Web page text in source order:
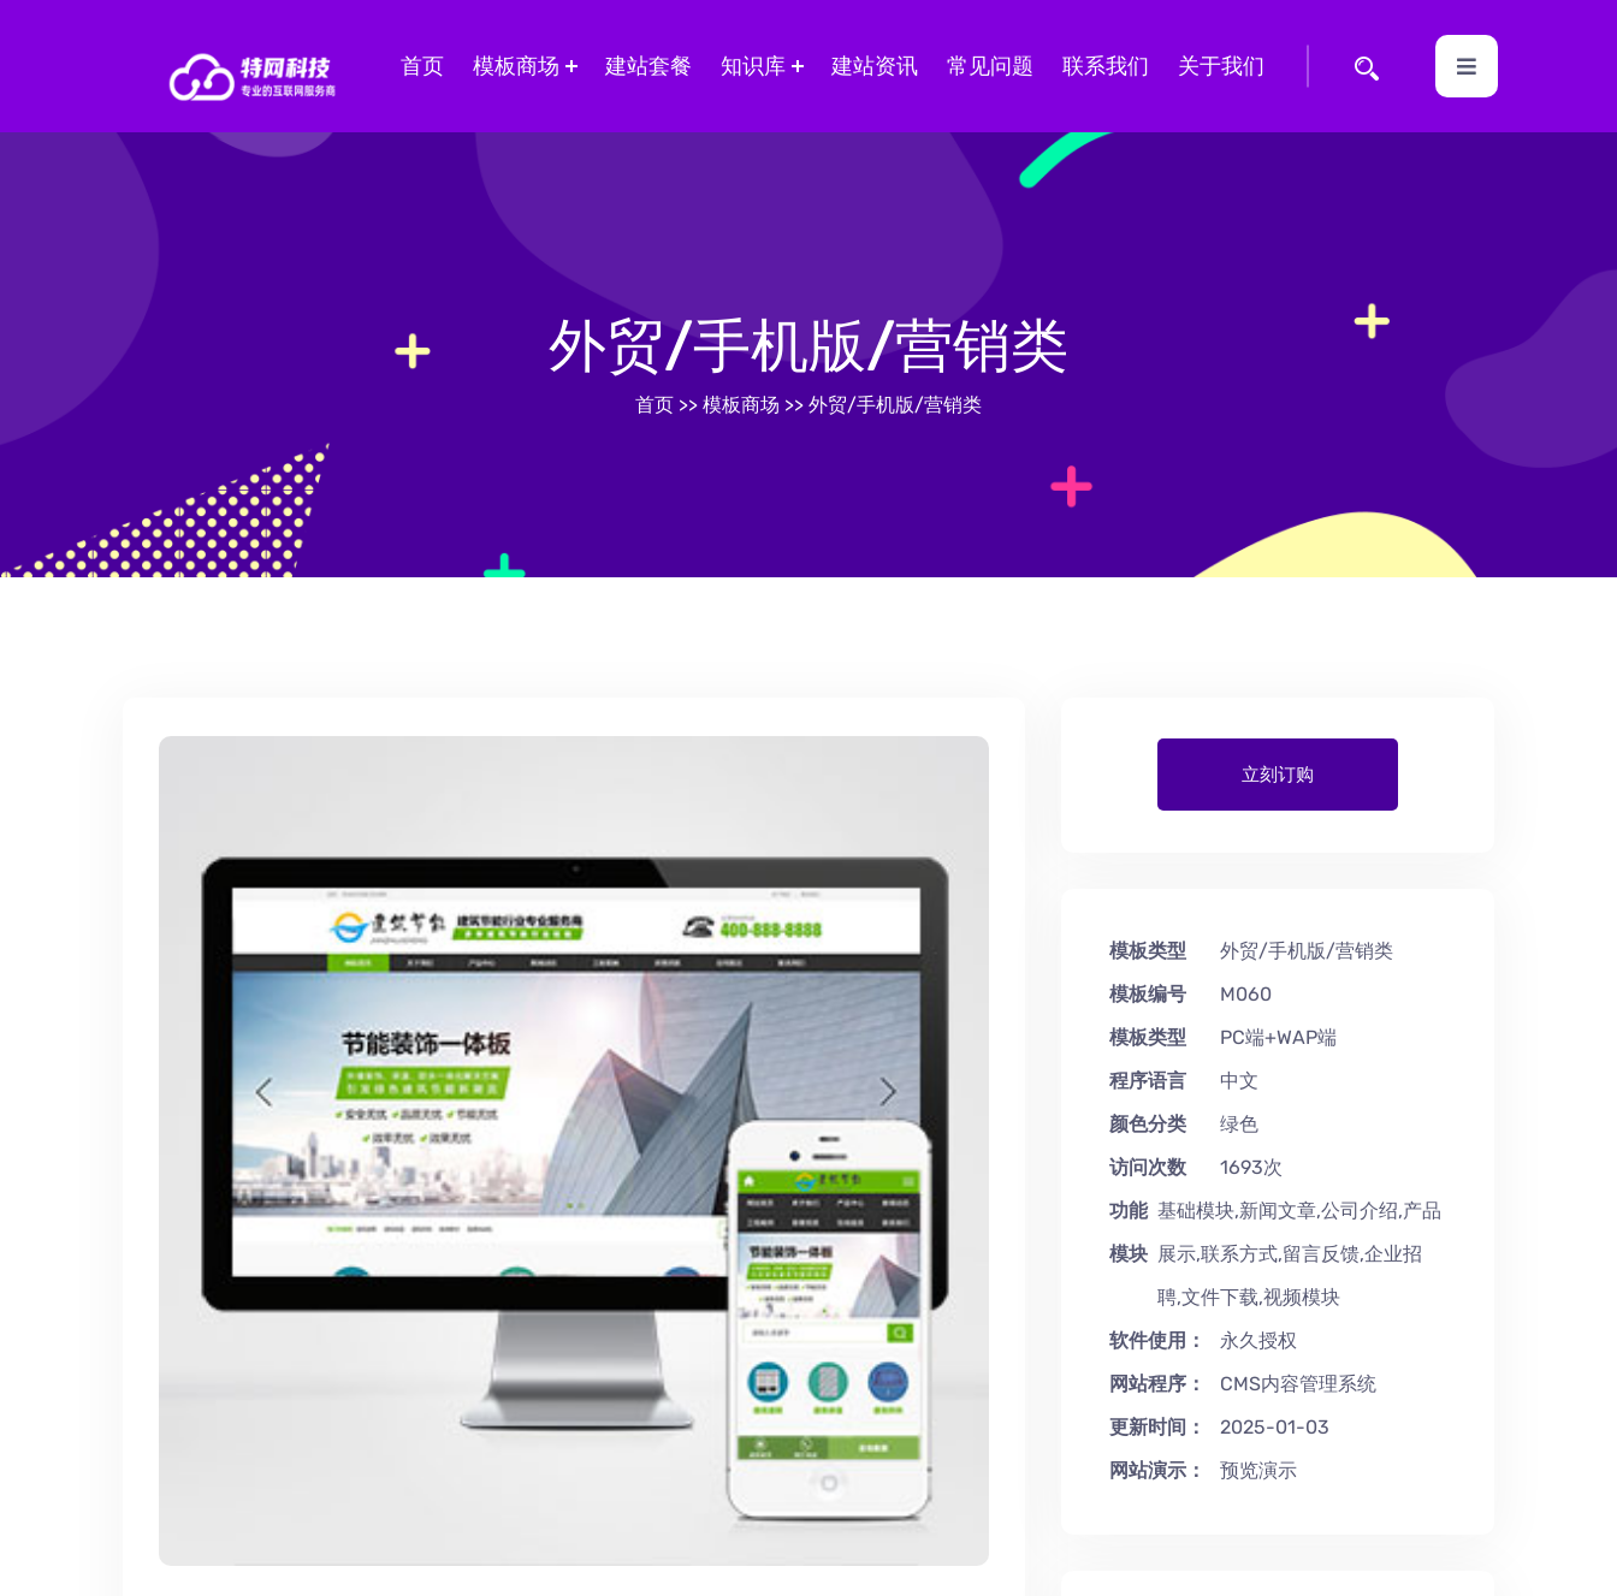
首页 模板商场 建站套餐 知识库 建站资讯 常见问题 联系我们 关于我们
外贸/手机版/营销类
首页 >> 模板商场 >> 外贸/手机版/营销类
立刻订购
模板类型
外贸/手机版/营销类
模板编号
M060
模板类型
PC端+WAP端
程序语言
中文
颜色分类
绿色
访问次数
1693次
功能
模块
基础模块,新闻文章,公司介绍,产品
展示,联系方式,留言反馈,企业招
聘,文件下载,视频模块
软件使用：
永久授权
网站程序：
CMS内容管理系统
更新时间：
2025-01-03
网站演示：
预览演示